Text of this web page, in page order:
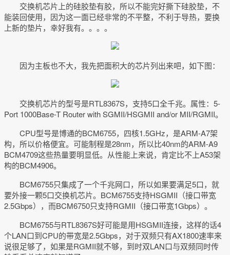
交换机芯片上的硅胶垫有胶，所以不能完好撕下硅胶垫，不
能装回使用，因为这一面已经非常的不平整，不利于导热，要换
上新的垫片，幸好我有。。。。
因为主板也不大，我先把面积大的芯片列出来吧，如下图：
交换机芯片的型号是RTL8367S，支持5口全千兆。属性：5-
Port 1000Base-T Router with SGMII/HSGMII and/or MII/RGMII。
CPU型号是博通的BCM6755，四核1.5GHz，是ARM-A7架
构，所以价格便宜。可能制程是28nm，所以比40nm的ARM-A9
BCM4709这些热量要明显低。从性能上来说，肯定比不上A53架
构的BCM4906。
BCM6755只集成了一个千兆网口，所以如果要满足5口，就
要外接一颗5口交换机芯片。BCM6755支持HSGMII（接口带宽
2.5Gbps），而BCM6750只支持RGMII（接口带宽1Gbps）。
BCM6755与RTL8367S好可能是用HSGMII连接，这样的话4
个LAN口到CPU的带宽是2.5Gbps，对于双频只有AX1800速率来
说很足够了，如果是RGMII就不够，到时双LAN口与双频同时传